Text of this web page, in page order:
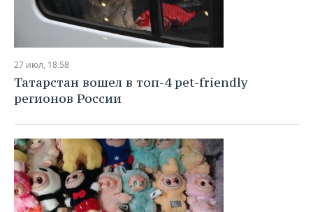
27 июл, 18:58
Татарстан вошел в топ-4 pet-friendly
регионов России